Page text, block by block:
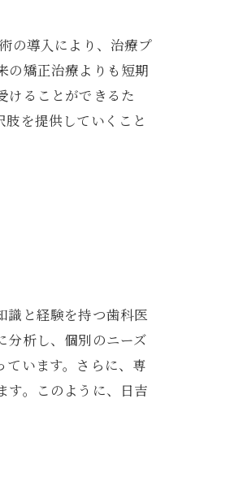
の導入により、治療プ
の矯正治療よりも短期
けることができるた
を提供していくこと
識と経験を持つ歯科医
分析し、個別のニーズ
います。さらに、専
す。このように、日吉